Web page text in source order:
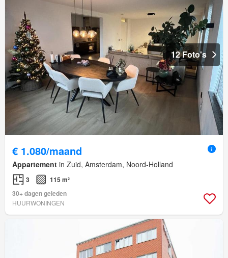
12 Foto's
€ 1.080/maand
Appartement in Zuid, Amsterdam, Noord-Holland
3
115 m²
30+ dagen geleden
HUURWONINGEN